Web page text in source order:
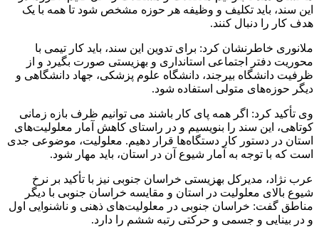
این سند، باید تکلیف و وظیفه هر حوزه مشخص شود تا همه با یک
هدف کار را دنبال کنند.
ملانوری خاطرنشان کرد: برای تدوین این سند، باید کار تیمی با
محوریت دفتر اجتماعی استانداری و بهزیستی صورت بگیرد و از
ظرفیت دانشگاه بیرجند، دانشگاه علوم پزشکی، جهاد دانشگاهی و
دیگر حوزه‌های متولی استفاده شود.
وی تأکید کرد: اگر همه پای کار باشند می توانیم ظرف بازه زمانی
کوتاهی، این سند را بنویسیم و در راستای کاهش آمار معلولیت‌های
استان در دستور کار دستگاه‌ها قرار دهیم. معلولیت، موضوعی جدی
است که با توجه به آمار شیوع آن در استان، باید مهار شود.
عرب نژاد، مدیرکل بهزیستی خراسان جنوبی نیز با تأکید بر نرخ
شیوع بالای معلولیت در استان و مقایسه خراسان جنوبی با دیگر
مناطق گفت: خراسان جنوبی در معلولیت‌های ذهنی و ناشنوایی اول
و در بینایی و جسمی و حرکتی رتبه ششم را دارد.